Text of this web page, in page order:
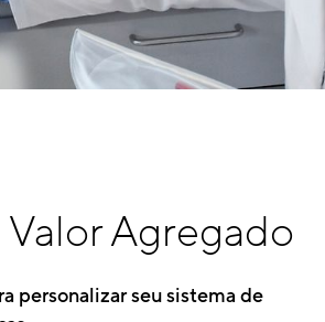
Agregado
personalizar seu sistema de